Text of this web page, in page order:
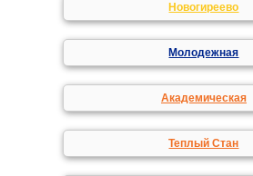
Новогиреево
Молодежная
Академическая
Теплый Стан